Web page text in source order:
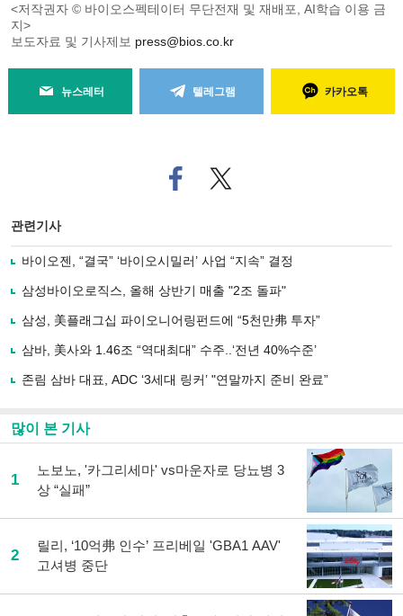
<저작권자 © 바이오스펙테이터 무단전재 및 재배포, AI학습 이용 금
지>
보도자료 및 기사제보 press@bios.co.kr
뉴스레터 텔레그램 카카오톡
페
이
로
기
사
유
기
트위
터로
관련기사
바이오젠, “결국” ‘바이오시밀러’ 사업 “지속” 결정
삼성바이오로직스, 올해 상반기 매출 "2조 돌파"
삼성, 美플래그십 파이오니어링펀드에 “5천만弗 투자”
삼바, 美사와 1.46조 “역대최대” 수주..‘전년 40%수준’
존림 삼바 대표, ADC ‘3세대 링커’ "연말까지 준비 완료”
많이 본 기사
1
노보노, '카그리세마' vs마운자로 당뇨병 3
상 “실패”
2
릴리, ‘10억弗 인수’ 프리베일 'GBA1 AAV'
고셔병 중단